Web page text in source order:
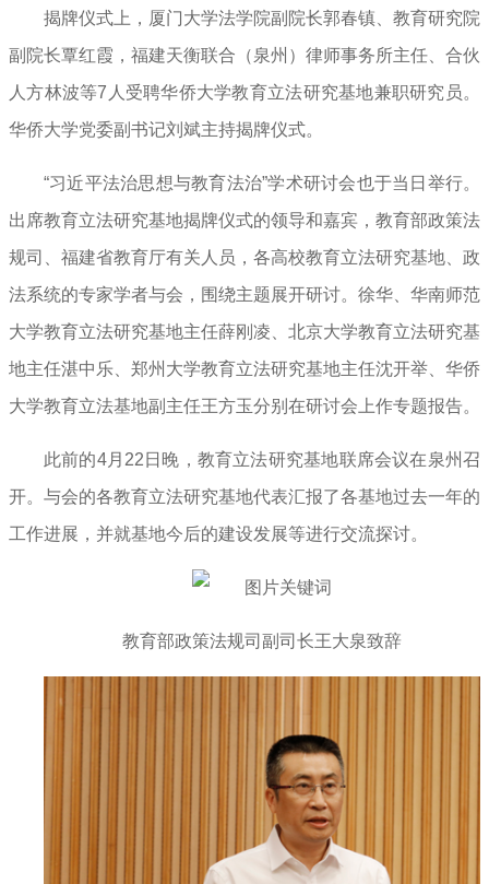
揭牌仪式上，厦门大学法学院副院长郭春镇、教育研究院
副院长覃红霞，福建天衡联合（泉州）律师事务所主任、合伙
人方林波等7人受聘华侨大学教育立法研究基地兼职研究员。
华侨大学党委副书记刘斌主持揭牌仪式。
“习近平法治思想与教育法治”学术研讨会也于当日举行。
出席教育立法研究基地揭牌仪式的领导和嘉宾，教育部政策法
规司、福建省教育厅有关人员，各高校教育立法研究基地、政
法系统的专家学者与会，围绕主题展开研讨。徐华、华南师范
大学教育立法研究基地主任薛刚凌、北京大学教育立法研究基
地主任湛中乐、郑州大学教育立法研究基地主任沈开举、华侨
大学教育立法基地副主任王方玉分别在研讨会上作专题报告。
此前的4月22日晚，教育立法研究基地联席会议在泉州召
开。与会的各教育立法研究基地代表汇报了各基地过去一年的
工作进展，并就基地今后的建设发展等进行交流探讨。
教育部政策法规司副司长王大泉致辞